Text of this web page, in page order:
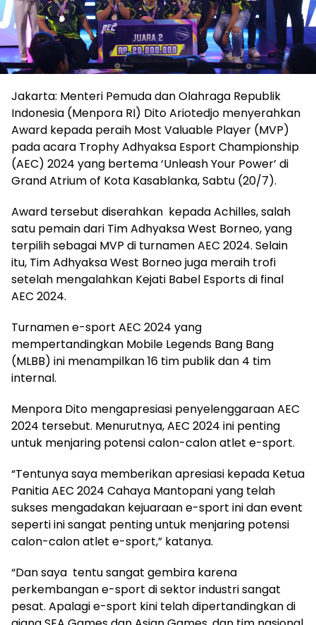
Jakarta: Menteri Pemuda dan Olahraga Republik
Indonesia (Menpora RI) Dito Ariotedjo menyerahkan
Award kepada peraih Most Valuable Player (MVP)
pada acara Trophy Adhyaksa Esport Championship
(AEC) 2024 yang bertema ‘Unleash Your Power’ di
Grand Atrium of Kota Kasablanka, Sabtu (20/7).
Award tersebut diserahkan kepada Achilles, salah
satu pemain dari Tim Adhyaksa West Borneo, yang
terpilih sebagai MVP di turnamen AEC 2024. Selain
itu, Tim Adhyaksa West Borneo juga meraih trofi
setelah mengalahkan Kejati Babel Esports di final
AEC 2024.
Turnamen e-sport AEC 2024 yang
mempertandingkan Mobile Legends Bang Bang
(MLBB) ini menampilkan 16 tim publik dan 4 tim
internal.
Menpora Dito mengapresiasi penyelenggaraan AEC
2024 tersebut. Menurutnya, AEC 2024 ini penting
untuk menjaring potensi calon-calon atlet e-sport.
“Tentunya saya memberikan apresiasi kepada Ketua
Panitia AEC 2024 Cahaya Mantopani yang telah
sukses mengadakan kejuaraan e-sport ini dan event
seperti ini sangat penting untuk menjaring potensi
calon-calon atlet e-sport,” katanya.
“Dan saya tentu sangat gembira karena
perkembangan e-sport di sektor industri sangat
pesat. Apalagi e-sport kini telah dipertandingkan di